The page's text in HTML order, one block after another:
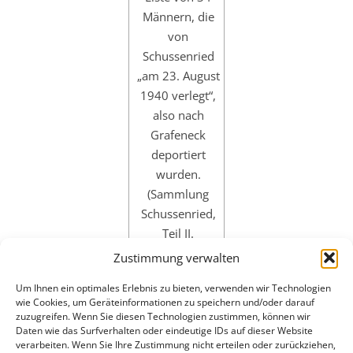
Zustimmung verwalten
Um Ihnen ein optimales Erlebnis zu bieten, verwenden wir Technologien
wie Cookies, um Geräteinformationen zu speichern und/oder darauf
zuzugreifen. Wenn Sie diesen Technologien zustimmen, können wir
Daten wie das Surfverhalten oder eindeutige IDs auf dieser Website
verarbeiten. Wenn Sie Ihre Zustimmung nicht erteilen oder zurückziehen,
Männern, die
von
Schussenried
„am 23. August
1940 verlegt“,
also nach
Grafeneck
deportiert
wurden.
(Sammlung
Schussenried,
Teil II.
Aufstellung Nr.
Männer, Bl. 5)).